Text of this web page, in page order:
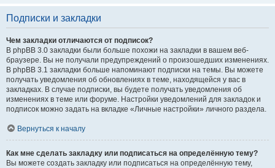
Подписки и закладки
Чем закладки отличаются от подписок?
В phpBB 3.0 закладки были больше похожи на закладки в вашем веб-
браузере. Вы не получали предупреждений о произошедших изменениях.
В phpBB 3.1 закладки больше напоминают подписки на темы. Вы можете
получать уведомления об обновлениях в теме, находящейся у вас в
закладках. В случае подписки, вы будете получать уведомления об
изменениях в теме или форуме. Настройки уведомлений для закладок и
подписок можно задать на вкладке «Личные настройки» личного раздела.
Вернуться к началу
Как мне сделать закладку или подписаться на определённую тему?
Вы можете создать закладку или подписаться на определённую тему,